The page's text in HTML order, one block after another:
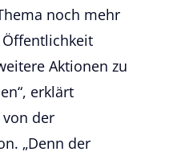
noch mehr
Aktionen zu
erklärt
von der
„Denn der